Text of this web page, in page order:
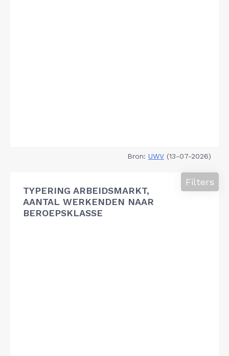
Bron: UWV (13-07-2026)
TYPERING ARBEIDSMARKT,
AANTAL WERKENDEN NAAR
BEROEPSKLASSE
Filters